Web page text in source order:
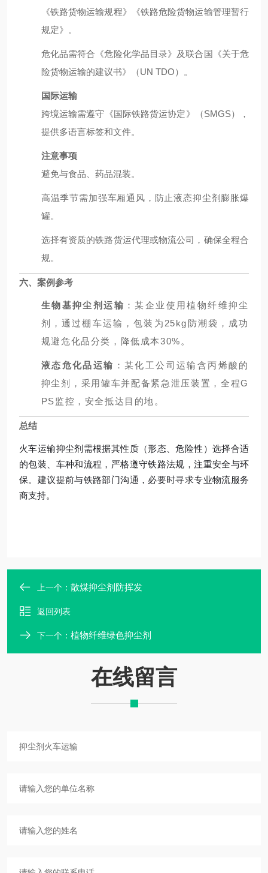
《铁路货物运输规程》《铁路危险货物运输管理暂行
规定》。
危化品需符合《危险化学品目录》及联合国《关于危
险货物运输的建议书》（UN TDO）。
国际运输
跨境运输需遵守《国际铁路货运协定》（SMGS），
提供多语言标签和文件。
注意事项
避免与食品、药品混装。
高温季节需加强车厢通风，防止液态抑尘剂膨胀爆
罐。
选择有资质的铁路货运代理或物流公司，确保全程合
规。
六、案例参考
生物基抑尘剂运输 ：某企业使用植物纤维抑尘
剂，通过棚车运输，包装为25kg防潮袋，成功
规避危化品分类，降低成本30%。
液态危化品运输 ：某化工公司运输含丙烯酸的
抑尘剂，采用罐车并配备紧急泄压装置，全程G
PS监控，安全抵达目的地。
总结
火车运输抑尘剂需根据其性质（形态、危险性）选择合适
的包装、车种和流程，严格遵守铁路法规，注重安全与环
保。建议提前与铁路部门沟通，必要时寻求专业物流服务
商支持。
上一个： 散煤抑尘剂防挥发
返回列表
下一个： 植物纤维绿色抑尘剂
在线留言